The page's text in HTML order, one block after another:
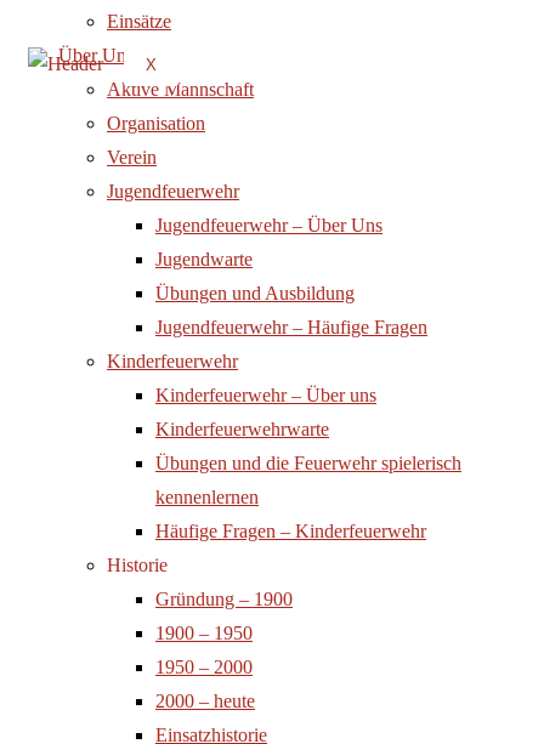
X
Einsätze
Über Uns
Aktive Mannschaft
Organisation
Verein
Jugendfeuerwehr
Jugendfeuerwehr – Über Uns
Jugendwarte
Übungen und Ausbildung
Jugendfeuerwehr – Häufige Fragen
Kinderfeuerwehr
Kinderfeuerwehr – Über uns
Kinderfeuerwehrwarte
Übungen und die Feuerwehr spielerisch
kennenlernen
Häufige Fragen – Kinderfeuerwehr
Historie
Gründung – 1900
1900 – 1950
1950 – 2000
2000 – heute
Einsatzhistorie